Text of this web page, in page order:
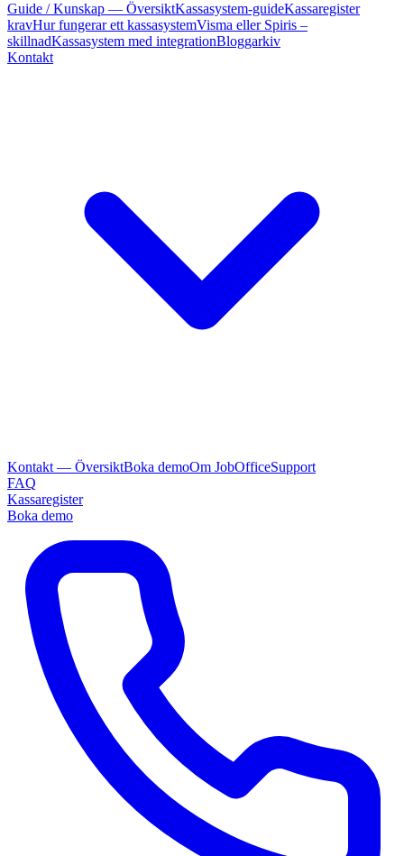
Guide / Kunskap — ÖversiktKassasystem-guideKassaregister
kravHur fungerar ett kassasystemVisma eller Spiris –
skillnadKassasystem med integrationBloggarkiv
Kontakt
Kontakt — ÖversiktBoka demoOm JobOfficeSupport
FAQ
Kassaregister
Boka demo